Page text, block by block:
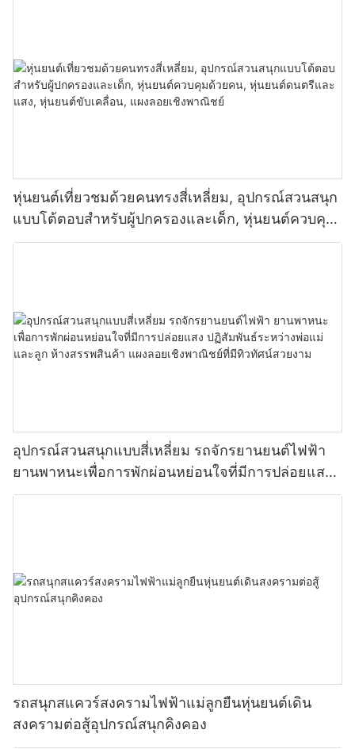
หุ่นยนต์เที่ยวชมด้วยคนทรงสี่เหลี่ยม, อุปกรณ์สวนสนุก
แบบโต้ตอบสำหรับผู้ปกครองและเด็ก, หุ่นยนต์ควบคุม
ด้วยคน, หุ่นยนต์ดนตรีและแสง, หุ่นยนต์ขับเคลื่อน,
อุปกรณ์สวนสนุกแบบสี่เหลี่ยม รถจักรยานยนต์ไฟฟ้า
ยานพาหนะเพื่อการพักผ่อนหย่อนใจที่มีการปล่อยแสง
ปฏิสัมพันธ์ระหว่างพ่อแม่และลูก ห้างสรรพสินค้า
รถสนุกสแควร์สงครามไฟฟ้าแม่ลูกยืนหุ่นยนต์เดิน
สงครามต่อสู้อุปกรณ์สนุกคิงคอง